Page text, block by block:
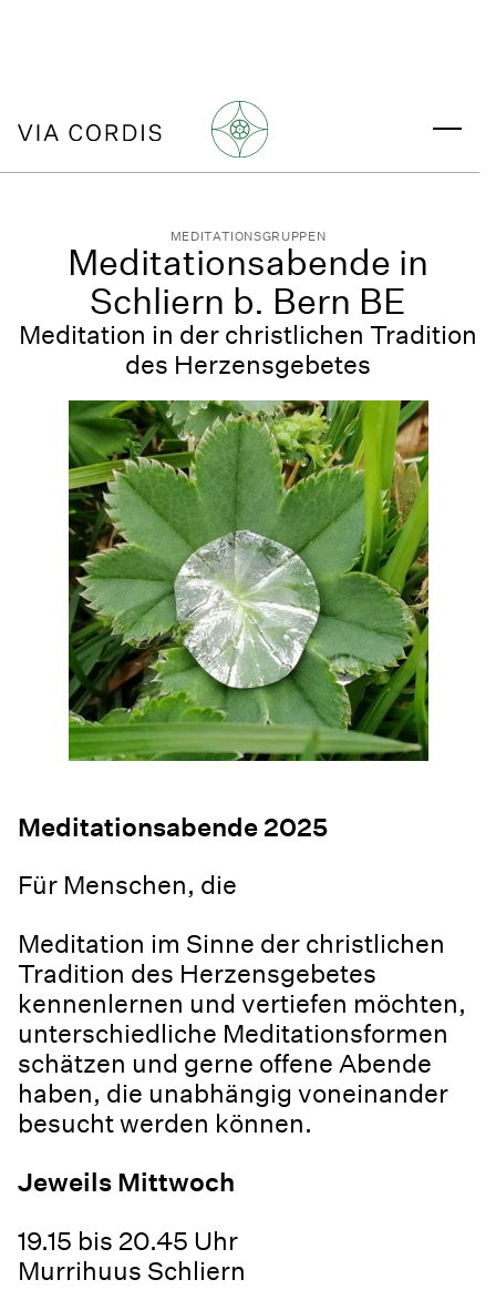
MEDITATIONSGRUPPEN
Meditationsabende in
Schliern b. Bern BE
Meditation in der christlichen Tradition
des Herzensgebetes
Meditationsabende 2025
Für Menschen, die
Meditation im Sinne der christlichen
Tradition des Herzensgebetes
kennenlernen und vertiefen möchten,
unterschiedliche Meditationsformen
schätzen und gerne offene Abende
haben, die unabhängig voneinander
besucht werden können.
Jeweils Mittwoch
19.15 bis 20.45 Uhr
Murrihuus Schliern